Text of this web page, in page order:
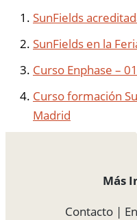
SunFields
SunFields en la
Curso Enphase –
Curso formación
Madrid
Más
Contacto|